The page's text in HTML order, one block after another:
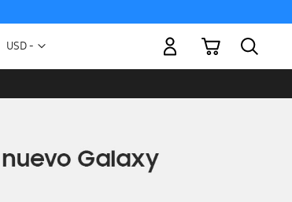
Moneda
USD -
Mi carrito